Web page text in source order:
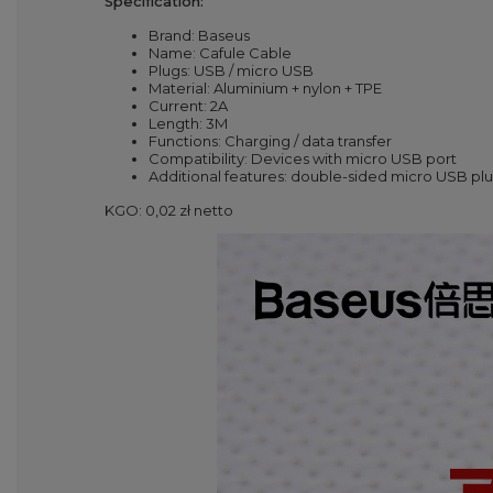
Brand: Baseus
Name: Cafule Cable
Plugs: USB / micro USB
Material: Aluminium + nylon + TPE
Current: 2A
Length: 3M
Functions: Charging / data transfer
Compatibility: Devices with micro USB port
Additional features: double-sided micro USB
KGO: 0,02 zł netto